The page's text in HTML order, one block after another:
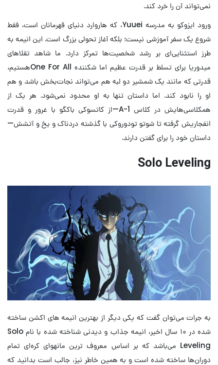
نمی‌تواند آن را خرد کند.
ورود ایزوکو به مدرسه Yuuei، که هاروارد دنیای قهرمانان است، فقط
شروع یک سفر آموزشی نیست؛ بلکه آغاز تحولی بزرگ است. این انیمه به
طرز استثنایی‌ای بر رشد شخصیت‌ها تمرکز دارد. ما شاهد تقلاهای
میدوریا برای تسلط بر قدرت عظیم اما شکننده One For Allهستیم،
قدرتی که مانند یک شمشیر دو لبه هم می‌تواند نجات‌بخش باشد و هم
او را نابود کند. اما داستان تنها به او محدود نمی‌شود. هر یک از
همکلاسی‌هایش در کلاس 1-A—از کاتسوکی باکگو با غرور و قدرت
انفجاریش گرفته تا شوتو تودوروکی با گذشته دردناک و یخ و آتشش—
داستان خود را برای گفتن دارند.
Solo Leveling
به جرات می‌توان گفت که یکی دیگر از بهترین انیمه های اکشن ساخته
شده در ۱۰ سال اخیر، انیمه جذاب و دیدنی شناخته شده با نام Solo
Leveling می‌باشد که بر اساس معروف ترین مانهوای کره‌ای تمام
دوران‌ها ساخته شده است و به همین خاطر نیز، جالب است بدانید که